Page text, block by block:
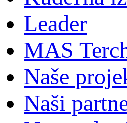
Leader
MAS
Naše
Naši